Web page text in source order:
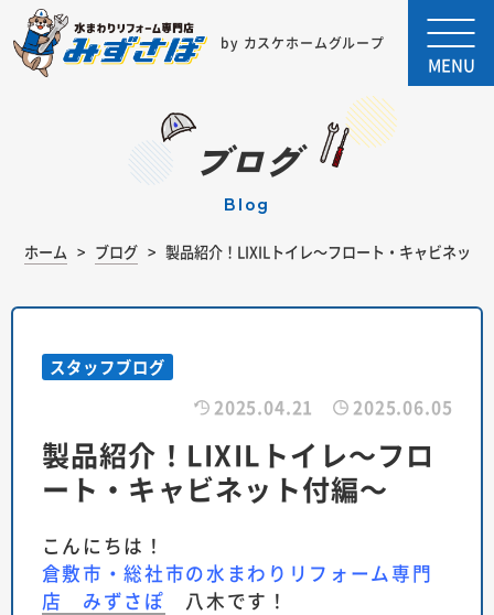
by カスケホームグループ
MENU
ブログ
blog
ホーム ブログ 製品紹介！LIXILトイレ～フロート・キャビネット
スタッフブログ
2025.04.21 2025.06.05
製品紹介！LIXILトイレ～フロ
ート・キャビネット付編～
こんにちは！
倉敷市・総社市の水まわりリフォーム専門
店 みずさぽ
八木です！